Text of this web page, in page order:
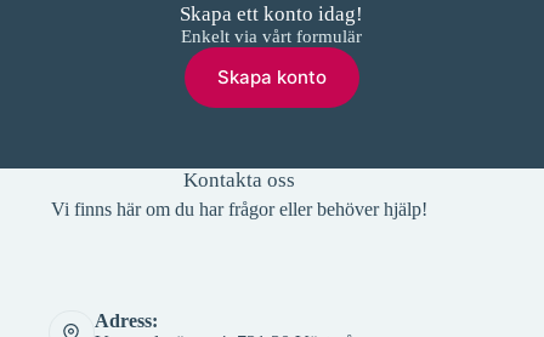
Skapa ett konto idag!
Enkelt via vårt formulär
Skapa konto
Kontakta oss
Vi finns här om du har frågor eller behöver hjälp!
Adress: